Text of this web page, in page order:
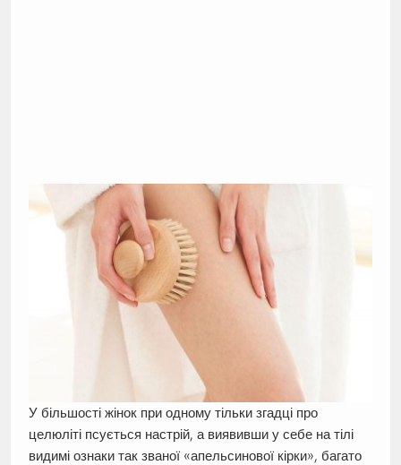
У більшості жінок при одному тільки згадці про
целюліті псується настрій, а виявивши у себе на тілі
видимі ознаки так званої «апельсинової кірки», багато